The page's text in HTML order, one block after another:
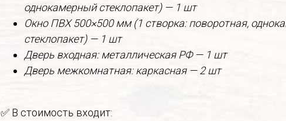
однокамерный стеклопакет) — 1 шт
Окно ПВХ 500×500 мм (1 створка: поворотная,
стеклопакет) — 1 шт
Дверь входная: металлическая РФ — 1 шт
Дверь межкомнатная: каркасная — 2 шт
✅ В стоимость входит: